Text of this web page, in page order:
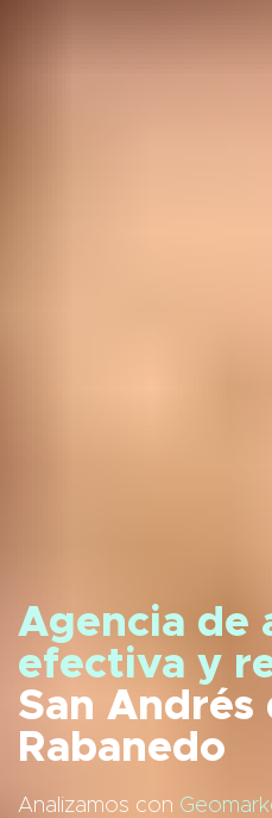
Agencia de
efectiva y
San Andrés
Rabanedo
Analizamos con